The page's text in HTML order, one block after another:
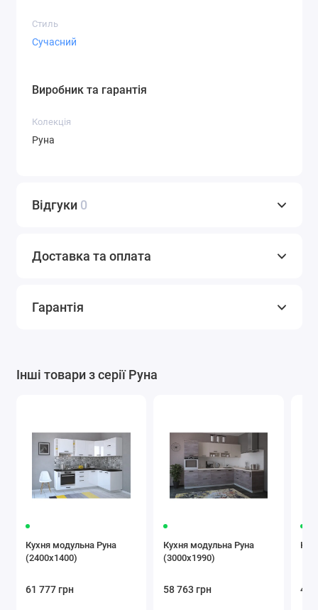
Стиль
Сучасний
Виробник та гарантія
Колекція
Руна
Відгуки 0
Доставка та оплата
Гарантія
Інші товари з серії Руна
Кухня модульна Руна
(2400х1400)
61 777 грн
Кухня модульна Руна
(3000х1990)
58 763 грн 47